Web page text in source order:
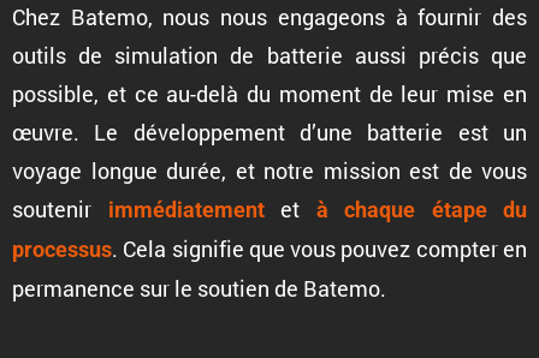
Chez Batemo, nous nous engageons à fournir des
outils de simula­tion de batterie aussi précis que
possible, et ce au-delà du moment de leur mise en
œuvre. Le dévelop­pe­ment d’une batterie est un
voyage longue durée, et notre mission est de vous
soutenir
immédia­te­mentet à chaque étape du
processus. Cela signifie que vous pouvez compter en
perma­nence sur le soutien de Batemo.